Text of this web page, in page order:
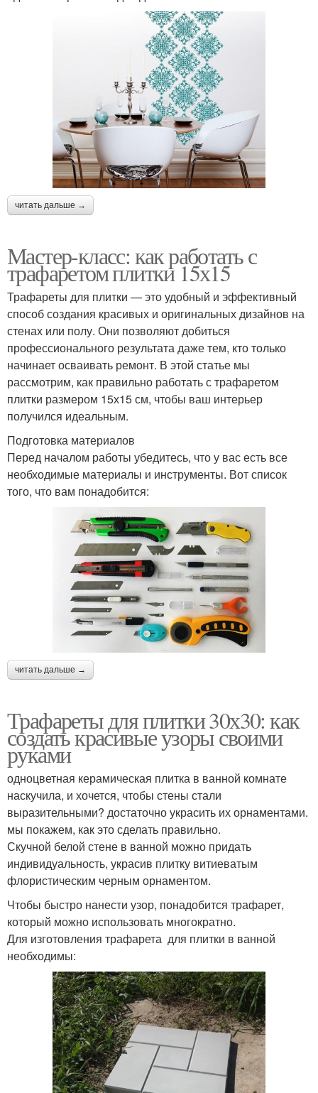
читать дальше →
Мастер-класс: как работать с
трафаретом плитки 15х15
Трафареты для плитки — это удобный и эффективный
способ создания красивых и оригинальных дизайнов на
стенах или полу. Они позволяют добиться
профессионального результата даже тем, кто только
начинает осваивать ремонт. В этой статье мы
рассмотрим, как правильно работать с трафаретом
плитки размером 15х15 см, чтобы ваш интерьер
получился идеальным.
Подготовка материалов
Перед началом работы убедитесь, что у вас есть все
необходимые материалы и инструменты. Вот список
того, что вам понадобится:
читать дальше →
Трафареты для плитки 30х30: как
создать красивые узоры своими
руками
одноцветная керамическая плитка в ванной комнате
наскучила, и хочется, чтобы стены стали
выразительными? достаточно украсить их орнаментами.
мы покажем, как это сделать правильно.
Скучной белой стене в ванной можно придать
индивидуальность, украсив плитку витиеватым
флористическим черным орнаментом.
Чтобы быстро нанести узор, понадобится трафарет,
который можно использовать многократно.
Для изготовления трафарета для плитки в ванной
необходимы: